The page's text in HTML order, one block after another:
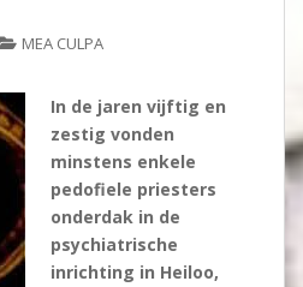
MEA CULPA
In de jaren vijftig en
zestig vonden
minstens enkele
pedofiele priesters
onderdak in de
psychiatrische
inrichting in Heiloo,